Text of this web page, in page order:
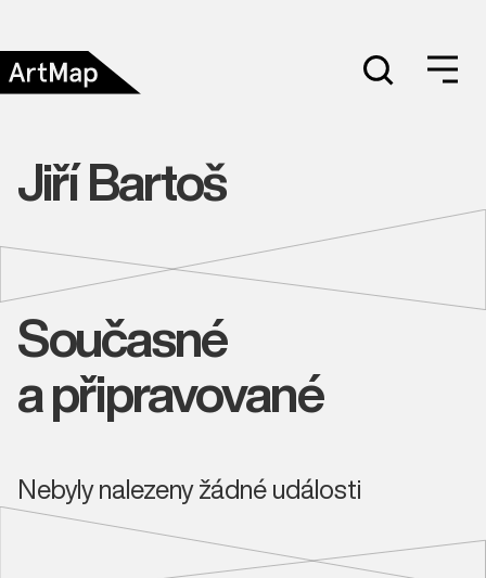
Jiří Bartoš
Současné
a připravované
Nebyly nalezeny žádné události